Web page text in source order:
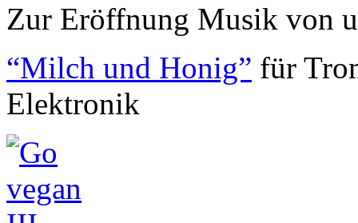
Zur Eröffnung Musik von
“Milch und Honig” für
Elektronik